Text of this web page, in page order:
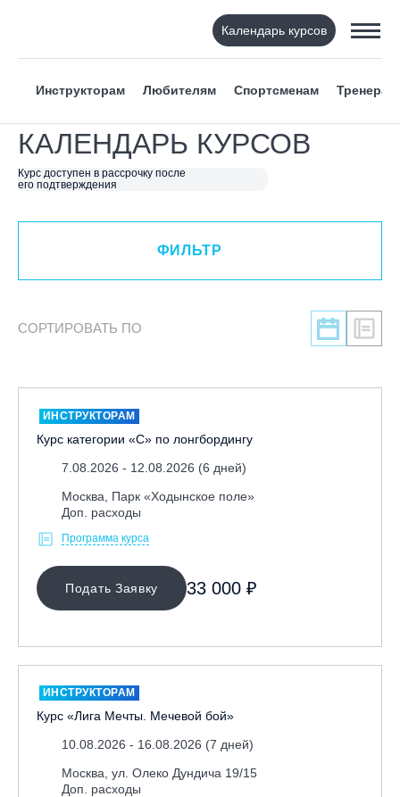
Календарь курсов
Инструкторам Любителям Спортсменам Тренерам
КАЛЕНДАРЬ КУРСОВ
Курс доступен в рассрочку после
его подтверждения
ФИЛЬТР
ВИД СПОРТА
Я ХОЧУ
КАТЕГОРИЯ
ЛЕКТОР
МЕСТО ПРОВЕДЕНИЯ
ФИЛЬТР
СОРТИРОВАТЬ ПО
ИНСТРУКТОРАМ
Курс категории «С» по лонгбордингу
7.08.2026 - 12.08.2026 (6 дней)
Москва, Парк «Ходынское поле»
Доп. расходы
Программа курса
Подать Заявку 33 000 ₽
ИНСТРУКТОРАМ
Курс «Лига Мечты. Мечевой бой»
10.08.2026 - 16.08.2026 (7 дней)
Москва, ул. Олеко Дундича 19/15
Доп. расходы